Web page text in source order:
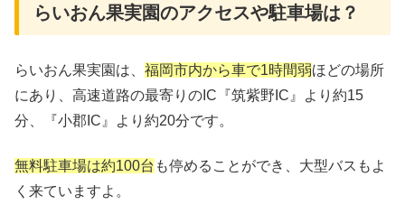
らいおん果実園のアクセスや駐車場は？
らいおん果実園は、 福岡市内から車で1時間弱ほどの場所
にあり、高速道路の最寄りのIC『筑紫野IC』より約15
分、『小郡IC』より約20分です。
無料駐車場は約100台 も停めることができ、大型バスもよ
く来ていますよ。